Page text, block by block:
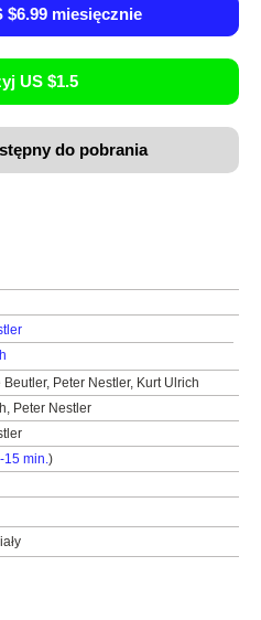
miesięcznie
US $1.5
do pobrania
Beutler, Peter Nestler, Kurt Ulrich
Peter Nestler
15 min.)